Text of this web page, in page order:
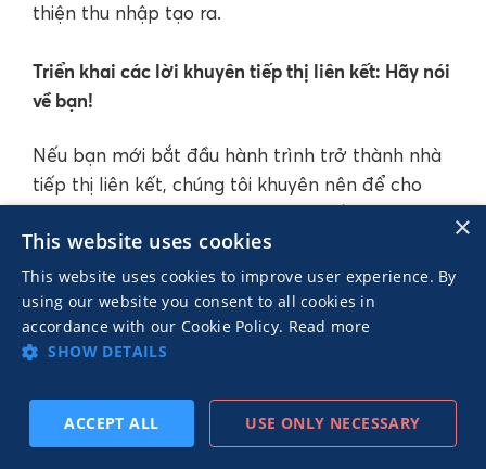
thiện thu nhập tạo ra.
Triển khai các lời khuyên tiếp thị liên kết: Hãy nói
về bạn!
Nếu bạn mới bắt đầu hành trình trở thành nhà
tiếp thị liên kết, chúng tôi khuyên nên để cho
tạo nhiều video ngắn trên YouTube, chúng tôi
khuyên bạn nên tránh các lời khuyên tiếp thị
liên kết sẽ làm tăng đáng kể khối lượng công
việc, chẳng hạn như duy trì một trang blog. Chí
ít là trong hiện tại, tại sao lại không khám phá
hơn để bạn tìm hiểu thêm các chiến lược tiếp
thị liên kết? Khi đạt được một số thành công
THEO
×
This website uses cookies
This website uses cookies to improve user experience. By
using our website you consent to all cookies in
accordance with our Cookie Policy. Read more
SHOW DETAILS
ACCEPT ALL USE ONLY NECESSARY